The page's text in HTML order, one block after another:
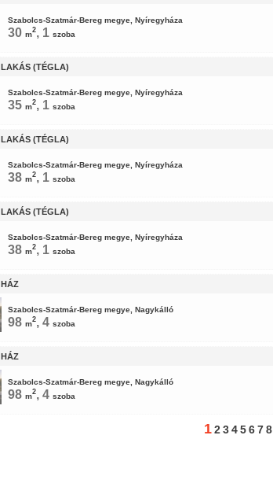
Szabolcs-Szatmár-Bereg megye, Nyíregyháza
30 m2, 1 szoba
LAKÁS (TÉGLA)
Szabolcs-Szatmár-Bereg megye, Nyíregyháza
35 m2, 1 szoba
LAKÁS (TÉGLA)
Szabolcs-Szatmár-Bereg megye, Nyíregyháza
38 m2, 1 szoba
LAKÁS (TÉGLA)
Szabolcs-Szatmár-Bereg megye, Nyíregyháza
38 m2, 1 szoba
HÁZ
Szabolcs-Szatmár-Bereg megye, Nagykálló
98 m2, 4 szoba
HÁZ
Szabolcs-Szatmár-Bereg megye, Nagykálló
98 m2, 4 szoba
12345678